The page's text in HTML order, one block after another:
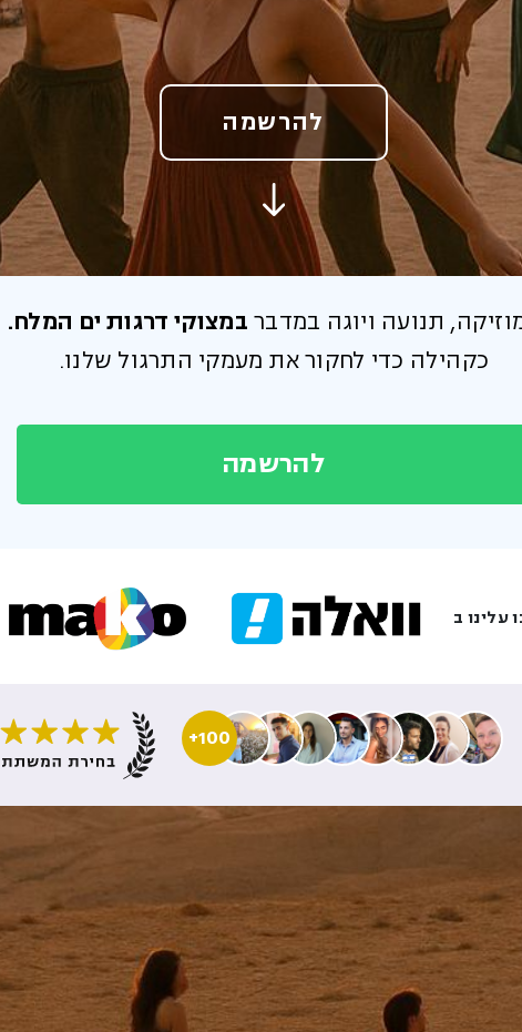
להרשמה
תנועה ויוגה במדבר במצוקי דרגות ים המלח.
כקהילה כדי לחקור את מעמקי התרגול שלנו.
להרשמה
עלינו ב
100+